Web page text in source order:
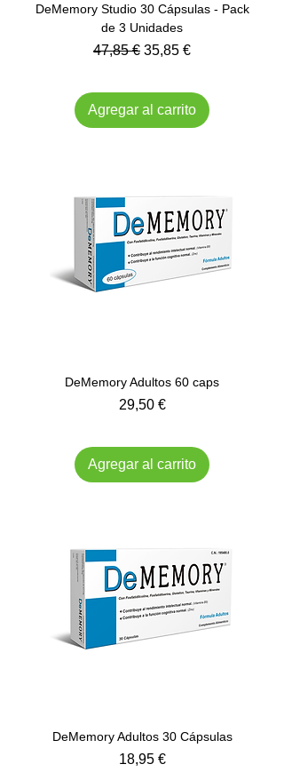
DeMemory Studio 30 Cápsulas - Pack
de 3 Unidades
Precio
47,85 € Precio de oferta
35,85 €
Agregar al carrito
DeMemory Adultos 60 caps
Precio
29,50 €
Agregar al carrito
DeMemory Adultos 30 Cápsulas
Precio
18,95 €